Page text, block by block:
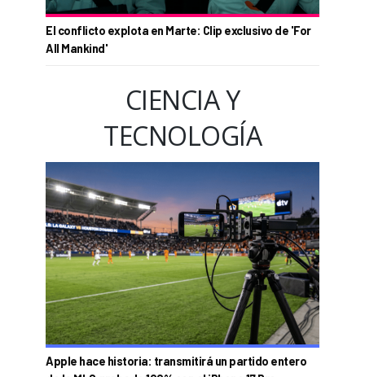
El conflicto explota en Marte: Clip exclusivo de 'For
All Mankind'
CIENCIA Y
TECNOLOGÍA
Apple hace historia: transmitirá un partido entero